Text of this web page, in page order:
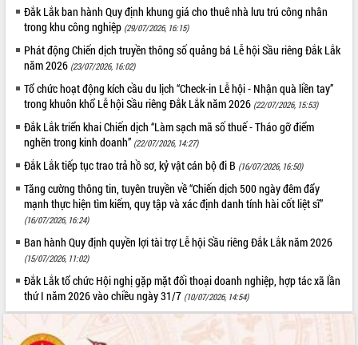
Đắk Lắk ban hành Quy định khung giá cho thuê nhà lưu trú công nhân
trong khu công nghiệp (29/07/2026, 16:15)
Phát động Chiến dịch truyền thông số quảng bá Lễ hội Sầu riêng Đắk Lắk
năm 2026 (23/07/2026, 16:02)
Tổ chức hoạt động kích cầu du lịch “Check-in Lễ hội - Nhận quà liền tay”
trong khuôn khổ Lễ hội Sầu riêng Đắk Lắk năm 2026 (22/07/2026, 15:53)
Đắk Lắk triển khai Chiến dịch “Làm sạch mã số thuế - Tháo gỡ điểm
nghẽn trong kinh doanh” (22/07/2026, 14:27)
Đắk Lắk tiếp tục trao trả hồ sơ, kỷ vật cán bộ đi B (16/07/2026, 16:50)
Tăng cường thông tin, tuyên truyền về “Chiến dịch 500 ngày đêm đẩy
mạnh thực hiện tìm kiếm, quy tập và xác định danh tính hài cốt liệt sĩ”
(16/07/2026, 16:24)
Ban hành Quy định quyền lợi tài trợ Lễ hội Sầu riêng Đắk Lắk năm 2026
(15/07/2026, 11:02)
Đắk Lắk tổ chức Hội nghị gặp mặt đối thoại doanh nghiệp, hợp tác xã lần
thứ I năm 2026 vào chiều ngày 31/7 (10/07/2026, 14:54)